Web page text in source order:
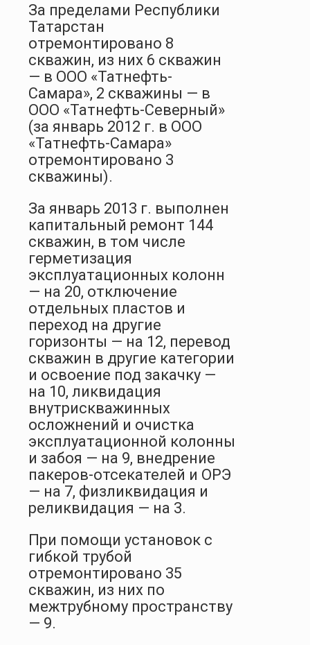
За пределами Республики
Татарстан
отремонтировано 8
скважин, из них 6 скважин
— в ООО «Татнефть-
Самара», 2 скважины — в
ООО «Татнефть-Северный»
(за январь 2012 г. в ООО
«Татнефть-Самара»
отремонтировано 3
скважины).
За январь 2013 г. выполнен
капитальный ремонт 144
скважин, в том числе
герметизация
эксплуатационных колонн
— на 20, отключение
отдельных пластов и
переход на другие
горизонты — на 12, перевод
скважин в другие категории
и освоение под закачку —
на 10, ликвидация
внутрискважинных
осложнений и очистка
эксплуатационной колонны
и забоя — на 9, внедрение
пакеров-отсекателей и ОРЭ
— на 7, физликвидация и
реликвидация — на 3.
При помощи установок с
гибкой трубой
отремонтировано 35
скважин, из них по
межтрубному пространству
— 9.